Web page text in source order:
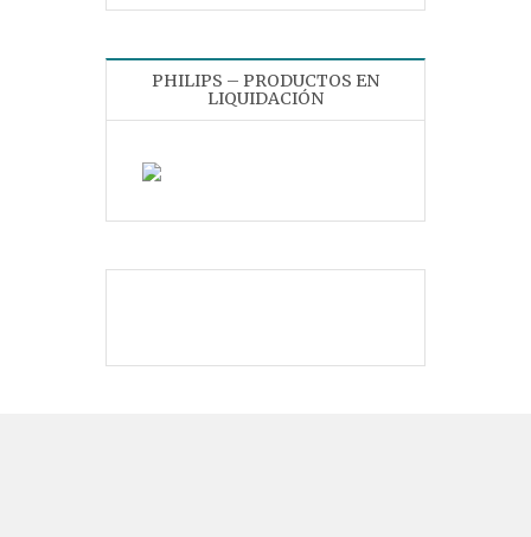
PHILIPS – PRODUCTOS EN
LIQUIDACIÓN